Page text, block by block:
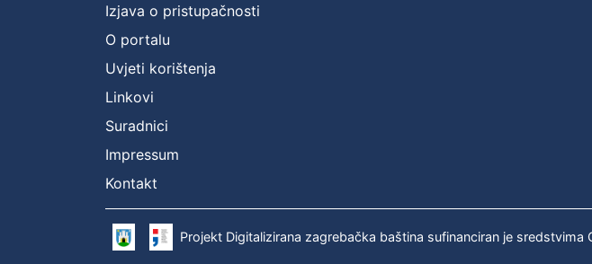
Izjava o pristupačnosti
O portalu
Uvjeti korištenja
Linkovi
Suradnici
Impressum
Kontakt
Projekt Digitalizirana zagrebačka baština sufinanciran je